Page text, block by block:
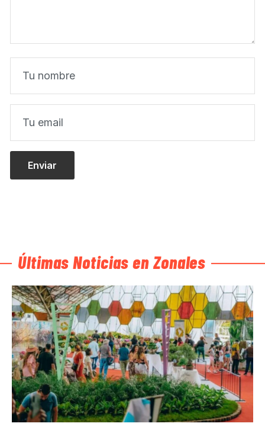
Últimas Noticias en Zonales